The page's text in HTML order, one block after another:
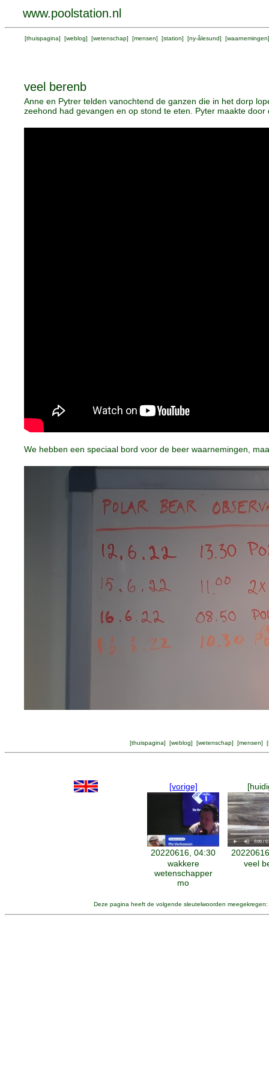
www.poolstation.nl
[thuispagina] [weblog] [wetenschap] [mensen] [station] [ny-ålesund] [waarnemingen
veel berenb
Anne en Pytrer telden vanochtend de ganzen die in het dorp
zeehond had gevangen en op stond te eten. Pyter maakte
We hebben een speciaal bord voor de beer waarnemingen,
[thuispagina] [weblog] [wetenschap] [mensen] [
[vorige]
20220616, 04:30
wakkere
wetenschapper
mo
veel
Deze pagina heeft de volgende sleutelwoorden meegekregen: